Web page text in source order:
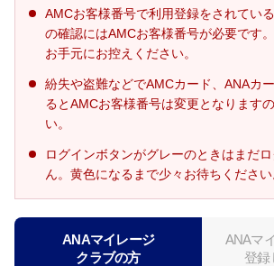
AMCお客様番号で利用登録をされてい
の確認にはAMCお客様番号が必要です
お手元にお控えください。
紛失や盗難などでAMCカード、ANAカ
るとAMCお客様番号は変更となります
い。
ログインボタンがグレーのときはまだ
ん。黄色になるまで少々お待ちください
ANAマイレージ
クラブの方
ANAマ
登録